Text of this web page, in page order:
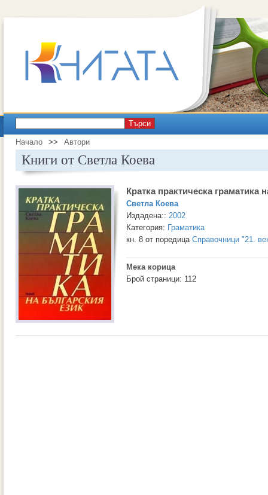
Търси
Начало >> Автори
Книги от Светла Коева
Кратка практическа граматика
Светла Коева
Издадена:: 2002
Категория: Граматика
кн. 8 от поредица Справочници "21.
Мека корица
Брой страници: 112